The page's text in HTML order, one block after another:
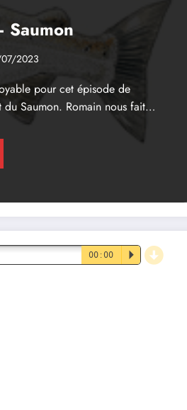
Saumon
2023
pour cet épisode de
Saumon. Romain nous fait…
00:00 P d